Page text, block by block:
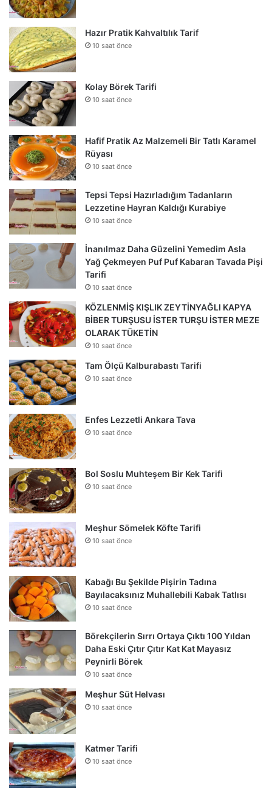
Hazır Pratik Kahvaltılık Tarif
10 saat önce
Kolay Börek Tarifi
10 saat önce
Hafif Pratik Az Malzemeli Bir Tatlı Karamel
Rüyası
10 saat önce
Tepsi Tepsi Hazırladığım Tadanların
Lezzetine Hayran Kaldığı Kurabiye
10 saat önce
İnanılmaz Daha Güzelini Yemedim Asla
Yağ Çekmeyen Puf Puf Kabaran Tavada Pişi
Tarifi
10 saat önce
KÖZLENMİŞ KIŞLIK ZEYTİNYAĞLI KAPYA
BİBER TURŞUSU İSTER TURŞU İSTER MEZE
OLARAK TÜKETİN
10 saat önce
Tam Ölçü Kalburabastı Tarifi
10 saat önce
Enfes Lezzetli Ankara Tava
10 saat önce
Bol Soslu Muhteşem Bir Kek Tarifi
10 saat önce
Meşhur Sömelek Köfte Tarifi
10 saat önce
Kabağı Bu Şekilde Pişirin Tadına
Bayılacaksınız Muhallebili Kabak Tatlısı
10 saat önce
Börekçilerin Sırrı Ortaya Çıktı 100 Yıldan
Daha Eski Çıtır Çıtır Kat Kat Mayasız
Peynirli Börek
10 saat önce
Meşhur Süt Helvası
10 saat önce
Katmer Tarifi
10 saat önce